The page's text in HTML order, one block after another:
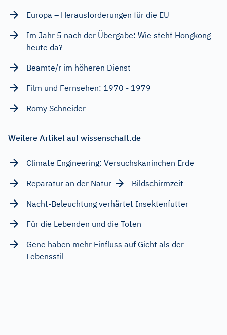
Europa – Herausforderungen für die EU
Im Jahr 5 nach der Übergabe: Wie steht Hongkong
heute da?
Beamte/r im höheren Dienst
Film und Fernsehen: 1970 - 1979
Romy Schneider
Weitere Artikel auf wissenschaft.de
Climate Engineering: Versuchskaninchen Erde
Reparatur an der Natur
Bildschirmzeit
Nacht-Beleuchtung verhärtet Insektenfutter
Für die Lebenden und die Toten
Gene haben mehr Einfluss auf Gicht als der
Lebensstil